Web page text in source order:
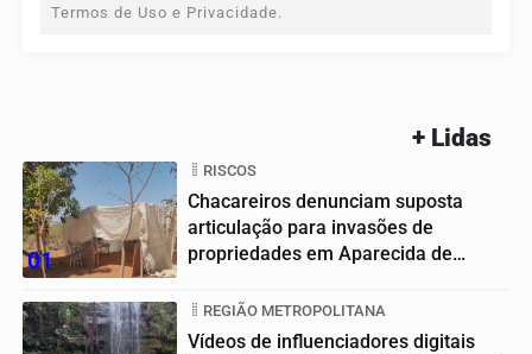
Termos de Uso e Privacidade.
+ Lidas
01
RISCOS
Chacareiros denunciam suposta
articulação para invasões de
propriedades em Aparecida de
REGIÃO METROPOLITANA
Vídeos de influenciadores digitais